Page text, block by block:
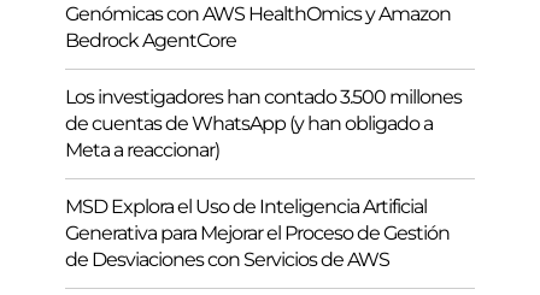
Genómicas con AWS HealthOmics y Amazon
Bedrock AgentCore
Los investigadores han contado 3.500 millones
de cuentas de WhatsApp (y han obligado a
Meta a reaccionar)
MSD Explora el Uso de Inteligencia Artificial
Generativa para Mejorar el Proceso de Gestión
de Desviaciones con Servicios de AWS